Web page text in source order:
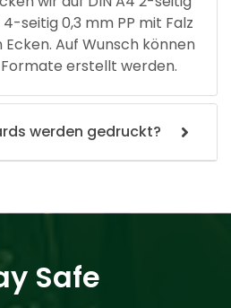
seitig 0,3 mm PP mit Falz
Auf Wunsch können
erstellt werden.
werden gedruckt?
Safe